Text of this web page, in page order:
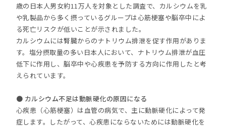
歳の日本人男女約11万人を対象とした調査で、カルシウムを乳
や乳製品から多く摂っているグループは心筋梗塞や脳卒中によ
る死亡リスクが低いことが示されました。
カルシウムには腎臓からのナトリウム排泄を促す作用がありま
す。塩分摂取量の多い日本人において、ナトリウム排泄が血圧
低下に作用し、脳卒中や心疾患を予防する方向に作用したと考
えられています。
● カルシウム不足は動脈硬化の原因になる
心疾患（心筋梗塞）は血管の病気で、主に動脈硬化によって発
症します。したがって、心疾患にならないためには動脈硬化を